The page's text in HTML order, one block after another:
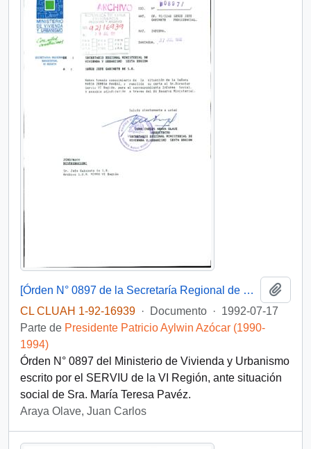
[Órden N° 0897 de la Secretaría Regional de Vivienda y Urbanismo]
CL CLUAH 1-92-16939 · Documento · 1992-07-17
Parte de Presidente Patricio Aylwin Azócar (1990-
1994)
Órden N° 0897 del Ministerio de Vivienda y Urbanismo
escrito por el SERVIU de la VI Región, ante situación
social de Sra. María Teresa Pavéz.
Araya Olave, Juan Carlos